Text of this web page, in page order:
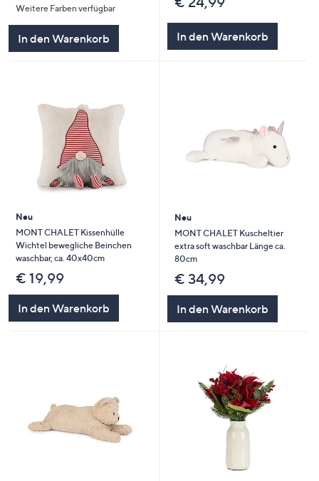
Weitere Farben verfügbar
In den Warenkorb In den Warenkorb
Neu
MONT CHALET Kissenhülle
Wichtel bewegliche Beinchen
waschbar, ca. 40x40cm
€ 19,99
In den Warenkorb
Neu
MONT CHALET Kuscheltier
extra soft waschbar Länge ca.
80cm
€ 34,99
In den Warenkorb